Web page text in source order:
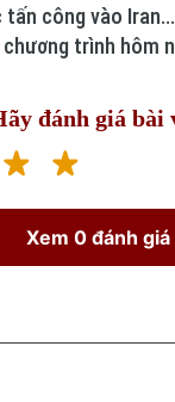
tấn công vào
trình hôm
đánh giá bài
Xem 0 đánh giá